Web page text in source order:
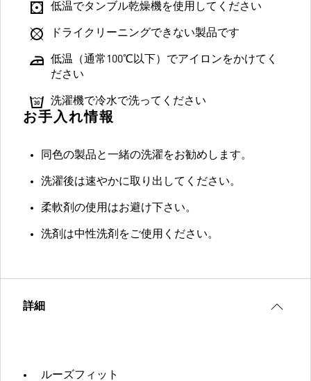
低温でタンブル乾燥機を使用してください
ドライクリーニングできない製品です
低温（通常100℃以下）でアイロンをかけてく
ださい
洗濯機で冷水で洗ってください
お手入れ情報
同色の製品と一緒の洗濯をお勧めします。
洗濯後は速やかに取り出してください。
柔軟剤の使用はお避け下さい。
洗剤は中性洗剤をご使用ください。
詳細
ルーズフィット